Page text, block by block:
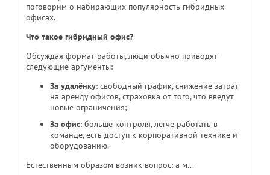
поговорим о набирающих популярность гибридных
офисах.
Что такое гибридный офис?
Обсуждая формат работы, люди обычно приводят
следующие аргументы:
За удалёнку: свободный график, снижение затрат
на аренду офисов, страховка от того, что введут
новые ограничения;
За офис: больше контроля, легче работать в
команде, есть доступ к корпоративной технике и
оборудованию.
Естественным образом возник вопрос: а м...